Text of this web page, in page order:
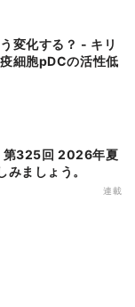
変化する？ - キリ
細胞pDCの活性低
第325回 2026年夏
ましょう。
連載